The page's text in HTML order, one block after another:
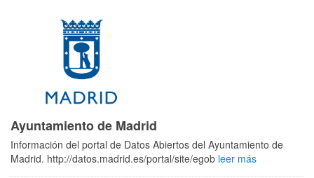
Ayuntamiento de Madrid
Información del portal de Datos Abiertos del Ayuntamiento de
Madrid. http://datos.madrid.es/portal/site/egob leer más